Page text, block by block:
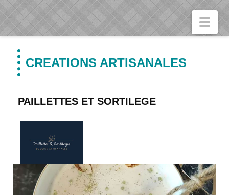
CREATIONS ARTISANALES
PAILLETTES ET SORTILEGE